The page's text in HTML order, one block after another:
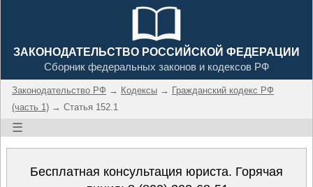
ЗАКОНОДАТЕЛЬСТВО РОССИЙСКОЙ ФЕДЕРАЦИИ
Сборник федеральных законов и кодексов РФ
Законодательство РФ → Кодексы → Гражданский кодекс РФ
(часть 1) → Статья 152.1
☰
Бесплатная консультация юриста. Горячая